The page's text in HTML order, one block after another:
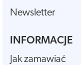
Newsletter
INFORMACJE
Jak zamawiać